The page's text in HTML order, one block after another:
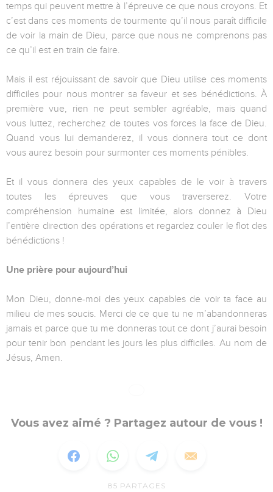
temps qui peuvent mettre à l’épreuve ce que nous croyons. Et
c’est dans ces moments de tourmente qu’il nous paraît difficile
de voir la main de Dieu, parce que nous ne comprenons pas
ce qu’il est en train de faire.
Mais il est réjouissant de savoir que Dieu utilise ces moments
difficiles pour nous montrer sa faveur et ses bénédictions. À
première vue, rien ne peut sembler agréable, mais quand
vous luttez, recherchez de toutes vos forces la face de Dieu.
Quand vous lui demanderez, il vous donnera tout ce dont
vous aurez besoin pour surmonter ces moments pénibles.
Et il vous donnera des yeux capables de le voir à travers
toutes les épreuves que vous traverserez. Votre
compréhension humaine est limitée, alors donnez à Dieu
l’entière direction des opérations et regardez couler le flot des
bénédictions !
Une prière pour aujourd’hui
Mon Dieu, donne-moi des yeux capables de voir ta face au
milieu de mes soucis. Merci de ce que tu ne m’abandonneras
jamais et parce que tu me donneras tout ce dont j’aurai besoin
pour tenir bon pendant les jours les plus difficiles. Au nom de
Jésus, Amen.
Vous avez aimé ? Partagez autour de vous !
85 PARTAGES